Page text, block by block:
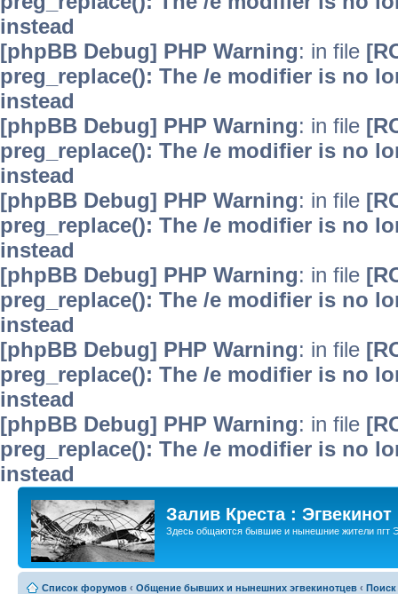
instead
[phpBB Debug] PHP Warning: in file
preg_replace(): The /e modifier is no
instead
[phpBB Debug] PHP Warning: in file
preg_replace(): The /e modifier is no
instead
[phpBB Debug] PHP Warning: in file
preg_replace(): The /e modifier is no
instead
[phpBB Debug] PHP Warning: in file
preg_replace(): The /e modifier is no
instead
[phpBB Debug] PHP Warning: in file
preg_replace(): The /e modifier is no
instead
[phpBB Debug] PHP Warning: in file
preg_replace(): The /e modifier is no
instead
Залив Креста : Эгвекинот
Здесь общаются бывшие и нынешние жители пгт
Список форумов ‹ Общение бывших и нынешних эгвекинотцев ‹ Поиск